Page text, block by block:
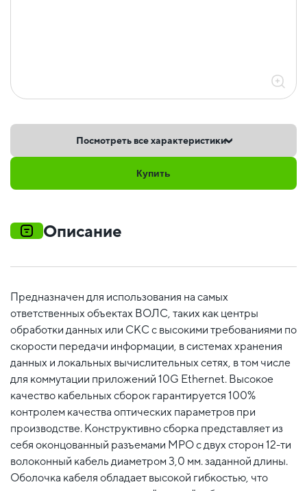
Посмотреть все характеристики
Купить
Описание
Предназначен для использования на самых
ответственных объектах ВОЛС, таких как центры
обработки данных или СКС с высокими требованиями по
скорости передачи информации, в системах хранения
данных и локальных вычислительных сетях, в том числе
для коммутации приложений 10G Ethernet. Высокое
качество кабельных сборок гарантируется 100%
контролем качества оптических параметров при
производстве. Конструктивно сборка представляет из
себя оконцованный разъемами MPO c двух сторон 12-ти
волоконный кабель диаметром 3,0 мм. заданной длины.
Оболочка кабеля обладает высокой гибкостью, что